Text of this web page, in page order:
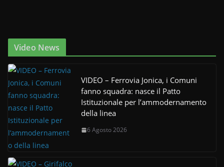
Video News
VIDEO – Ferrovia Jonica, i Comuni
fanno squadra: nasce il Patto
Istituzionale per l’ammodernamento
della linea
6 Agosto 2026